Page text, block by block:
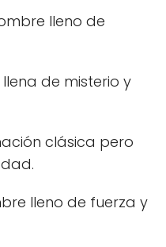
lleno de
de misterio y
clásica pero
lleno de fuerza y